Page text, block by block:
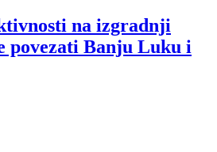
na izgradnji
povezati Banju Luku i